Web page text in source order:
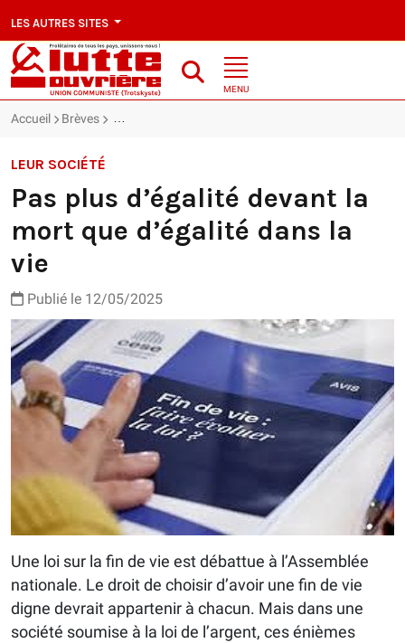
LES AUTRES SITES
MENU
Accueil Brèves Pas plus d’égalité devant la mort que d’égalité dans
LEUR SOCIÉTÉ
Pas plus d’égalité devant la
mort que d’égalité dans la
vie
Publié le 12/05/2025
Une loi sur la fin de vie est débattue à l’Assemblée
nationale. Le droit de choisir d’avoir une fin de vie
digne devrait appartenir à chacun. Mais dans une
société soumise à la loi de l’argent, ces énièmes